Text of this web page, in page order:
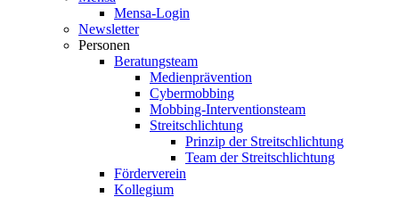
Mensa-Login
Newsletter
Personen
Beratungsteam
Medienprävention
Cybermobbing
Mobbing-Interventionsteam
Streitschlichtung
Prinzip der Streitschlichtung
Team der Streitschlichtung
Förderverein
Kollegium